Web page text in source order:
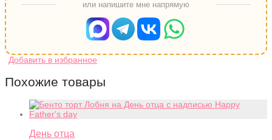
или напишите мне напрямую
Похожие товары
День отца